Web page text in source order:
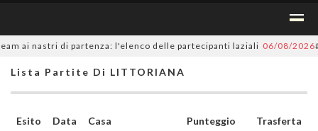
ai nastri di partenza: l'elenco delle partecipanti laziali 06/08/2026
Lista Partite Di LITTORIANA
Esito Data Casa Punteggio
Trasferta